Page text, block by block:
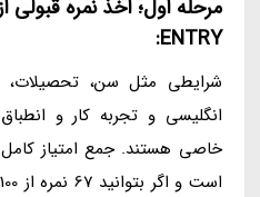
ENTRY:
شرایطی مثل سن، تحصیلات،
انگلیسی و تجربه کار و